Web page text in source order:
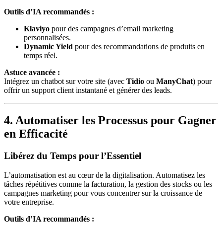
Outils d’IA recommandés :
Klaviyo pour des campagnes d’email marketing
personnalisées.
Dynamic Yield pour des recommandations de produits en
temps réel.
Astuce avancée :
Intégrez un chatbot sur votre site (avec Tidio ou ManyChat) pour
offrir un support client instantané et générer des leads.
4. Automatiser les Processus pour Gagner
en Efficacité
Libérez du Temps pour l’Essentiel
L’automatisation est au cœur de la digitalisation. Automatisez les
tâches répétitives comme la facturation, la gestion des stocks ou les
campagnes marketing pour vous concentrer sur la croissance de
votre entreprise.
Outils d’IA recommandés :